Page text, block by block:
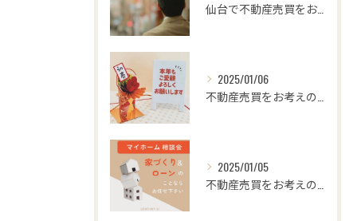
2025/01/06
2025/01/05